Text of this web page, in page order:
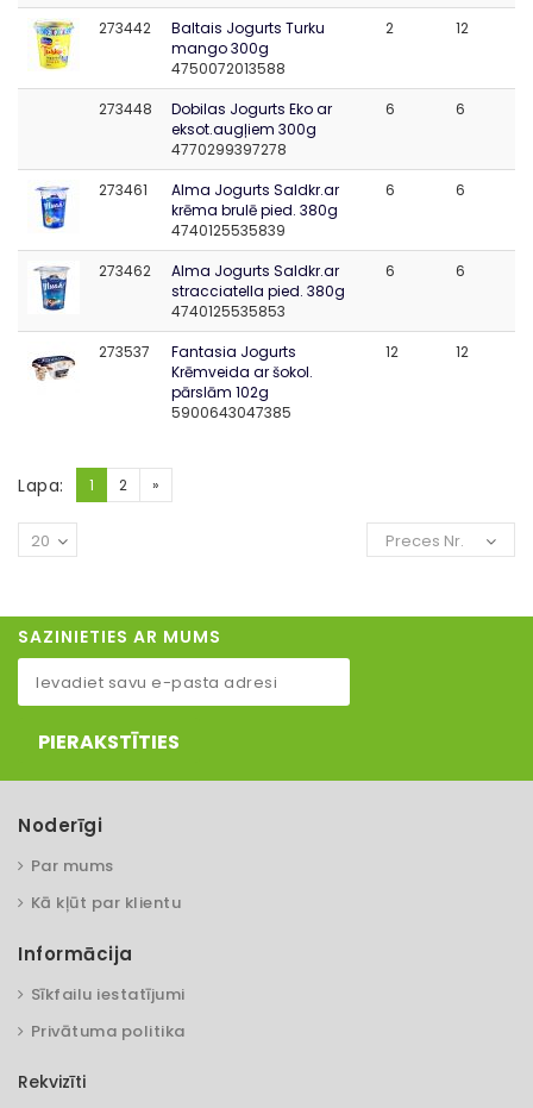
273442
Baltais Jogurts Turku
mango 300g
4750072013588
2 12
273448
Dobilas Jogurts Eko ar
eksot.augļiem 300g
4770299397278
6 6
273461
Alma Jogurts Saldkr.ar
krēma brulē pied. 380g
4740125535839
6 6
273462
Alma Jogurts Saldkr.ar
stracciatella pied. 380g
4740125535853
6 6
273537
Fantasia Jogurts
Krēmveida ar šokol.
pārslām 102g
5900643047385
12 12
Lapa: 1 2 »
Preces Nr.
20
SAZINIETIES AR MUMS
PIERAKSTĪTIES
Noderīgi
Par mums
Kā kļūt par klientu
Informācija
Sīkfailu iestatījumi
Privātuma politika
Rekvizīti